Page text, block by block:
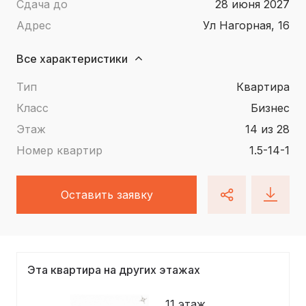
Сдача до
28 июня 2027
Адрес
ул Нагорная, 16
Все характеристики
Тип
квартира
Класс
Бизнес
Этаж
14 из 28
Номер квартир
1.5-14-1
Оставить заявку
Эта квартира на других этажах